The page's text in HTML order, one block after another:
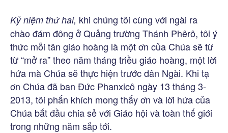
Kỷ niệm thứ hai, khi chúng tôi cùng với ngài ra
chào đám đông ở Quảng trường Thánh Phêrô, tôi ý
thức mỗi tân giáo hoàng là một ơn của Chúa sẽ từ
từ “mở ra” theo năm tháng triều giáo hoàng, một lời
hứa mà Chúa sẽ thực hiện trước dân Ngài. Khi tạ
ơn Chúa đã ban Đức Phanxicô ngày 13 tháng 3-
2013, tôi phấn khích mong thấy ơn và lời hứa của
Chúa bắt đầu chia sẻ với Giáo hội và toàn thế giới
trong những năm sắp tới.